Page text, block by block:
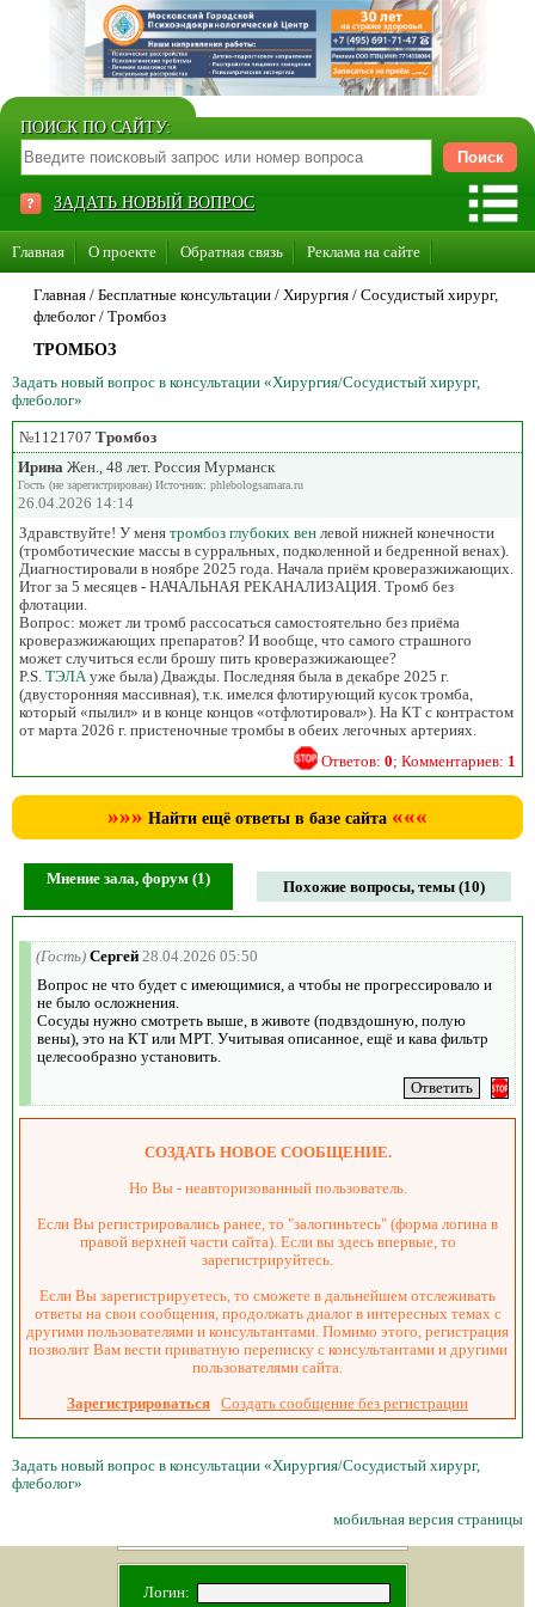
ПОИСК ПО САЙТУ:
ЗАДАТЬ НОВЫЙ ВОПРОС
Главная О проекте Обратная связь Реклама на сайте
Стать консультантом нашего сайта
Главная / Бесплатные консультации / Хирургия / Сосудистый хирург,
флеболог / Тромбоз
ТРОМБОЗ
Задать новый вопрос в консультации «Хирургия/Сосудистый хирург,
флеболог»
№1121707 Тромбоз
Ирина Жен., 48 лет. Россия Мурманск
Гость (не зарегистрирован) Источник: phlebologsamara.ru
26.04.2026 14:14
Здравствуйте! У меня тромбоз глубоких вен левой нижней конечности
(тромботические массы в сурральных, подколенной и бедренной венах).
Диагностировали в ноябре 2025 года. Начала приём кроверазжижающих.
Итог за 5 месяцев - НАЧАЛЬНАЯ РЕКАНАЛИЗАЦИЯ. Тромб без
флотации.
Вопрос: может ли тромб рассосаться самостоятельно без приёма
кроверазжижающих препаратов? И вообще, что самого страшного
может случиться если брошу пить кроверазжижающее?
P.S. ТЭЛА уже была) Дважды. Последняя была в декабре 2025 г.
(двусторонняя массивная), т.к. имелся флотирующий кусок тромба,
который «пылил» и в конце концов «отфлотировал»). На КТ с контрастом
от марта 2026 г. пристеночные тромбы в обеих легочных артериях.
Ответов: 0; Комментариев: 1
»»» Найти ещё ответы в базе сайта «««
Мнение зала, форум (1) Похожие вопросы, темы (10)
(Гость) Сергей 28.04.2026 05:50
Вопрос не что будет с имеющимися, а чтобы не прогрессировало и
не было осложнения.
Сосуды нужно смотреть выше, в животе (подвздошную, полую
вены), это на КТ или МРТ. Учитывая описанное, ещё и кава фильтр
целесообразно установить.
СОЗДАТЬ НОВОЕ СООБЩЕНИЕ.
Но Вы - неавторизованный пользователь.
Если Вы регистрировались ранее, то "залогиньтесь" (форма логина в
правой верхней части сайта). Если вы здесь впервые, то
зарегистрируйтесь.
Если Вы зарегистрируетесь, то сможете в дальнейшем отслеживать
ответы на свои сообщения, продолжать диалог в интересных темах с
другими пользователями и консультантами. Помимо этого, регистрация
позволит Вам вести приватную переписку с консультантами и другими
пользователями сайта.
Зарегистрироваться Создать сообщение без регистрации
Задать новый вопрос в консультации «Хирургия/Сосудистый хирург,
флеболог»
мобильная версия страницы
Логин: